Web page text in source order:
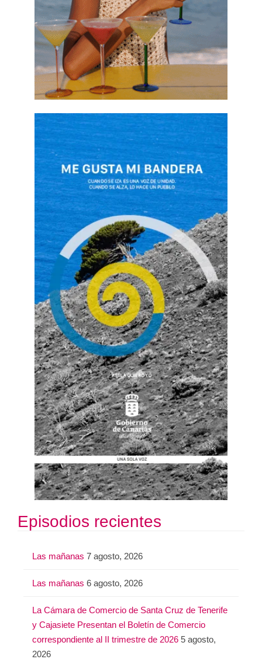
Episodios recientes
Las mañanas 7 agosto, 2026
Las mañanas 6 agosto, 2026
La Cámara de Comercio de Santa Cruz de Tenerife
y Cajasiete Presentan el Boletín de Comercio
correspondiente al II trimestre de 2026 5 agosto,
2026